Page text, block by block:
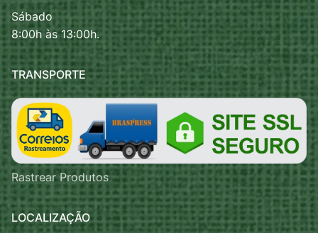
Sábado
8:00h às 13:00h.
TRANSPORTE
Rastrear Produtos
LOCALIZAÇÃO